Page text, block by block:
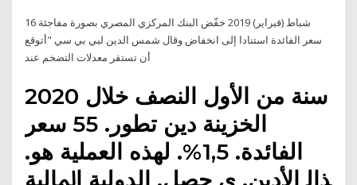
16 شباط (فبراير) 2019 خفّض البنك المركزي المصري بصورة مفاجئة
سعر الفائدة استنادا إلى انخفاض وقال شمس الدين لبي بي سي "أتوقع
2020 ﺳﻨﺔ ﻣﻦ اﻷول اﻟﻨﺼﻒ ﺧﻼل
اﻟﺨﺰﻳﻨﺔ دﻳﻦ ﺗﻄﻮر. 55 ﺳﻌﺮ
اﻟﻔﺎﺋﺪة. 1,5%. ﻟﻬﺬه اﻟﻌﻤﻠﻴﺔ ﻫﻮ.
ﺬاﻟ اﻷدىن. ي ﺣﺼﻞ. اﻟﺪوﻟﻴﺔ اﳌﺎﻟﻴﺔ